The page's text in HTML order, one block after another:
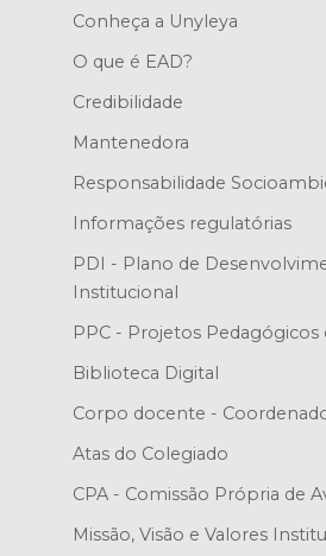
Conheça a Unyleya
O que é EAD?
Credibilidade
Mantenedora
Responsabilidade
Informações regulatórias
PDI - Plano de
Institucional
PPC - Projetos Pedagógicos
Biblioteca Digital
Corpo docente -
Atas do Colegiado
CPA - Comissão Própria de
Missão, Visão e Valores